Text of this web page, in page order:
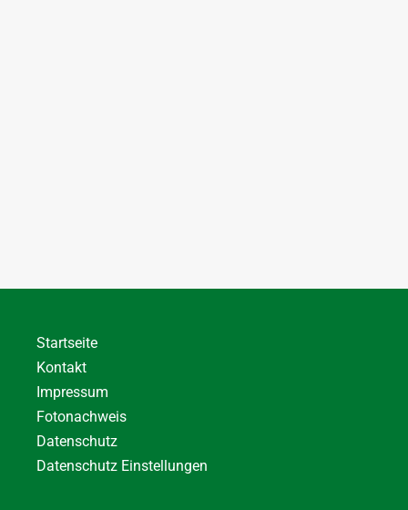
Startseite
Kontakt
Impressum
Fotonachweis
Datenschutz
Datenschutz Einstellungen